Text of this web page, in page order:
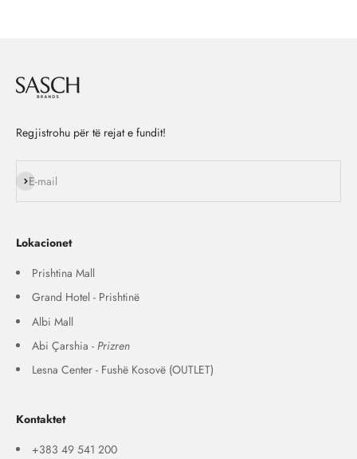
Regjistrohu për të rejat e fundit!
E-mail
Na ndiq
Lokacionet
Prishtina Mall
Grand Hotel - Prishtinë
Albi Mall
Abi Çarshia - Prizren
Lesna Center - Fushë Kosovë (OUTLET)
Kontaktet
+383 49 541 200